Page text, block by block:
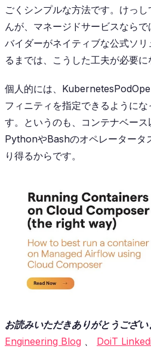
ごくシンプルな方法です。けっ
んが、マネージドサービスなら
バイダーがネイティブな公式ソ
るまでは、こうした工夫が必要に
個人的には、
フィニティを指定できるように
す。というのも、コンテナベー
PythonやBashのオペレータータ
り得るからです。
お読みいただきありがとうござい
Engineering Blog 、 DoiT